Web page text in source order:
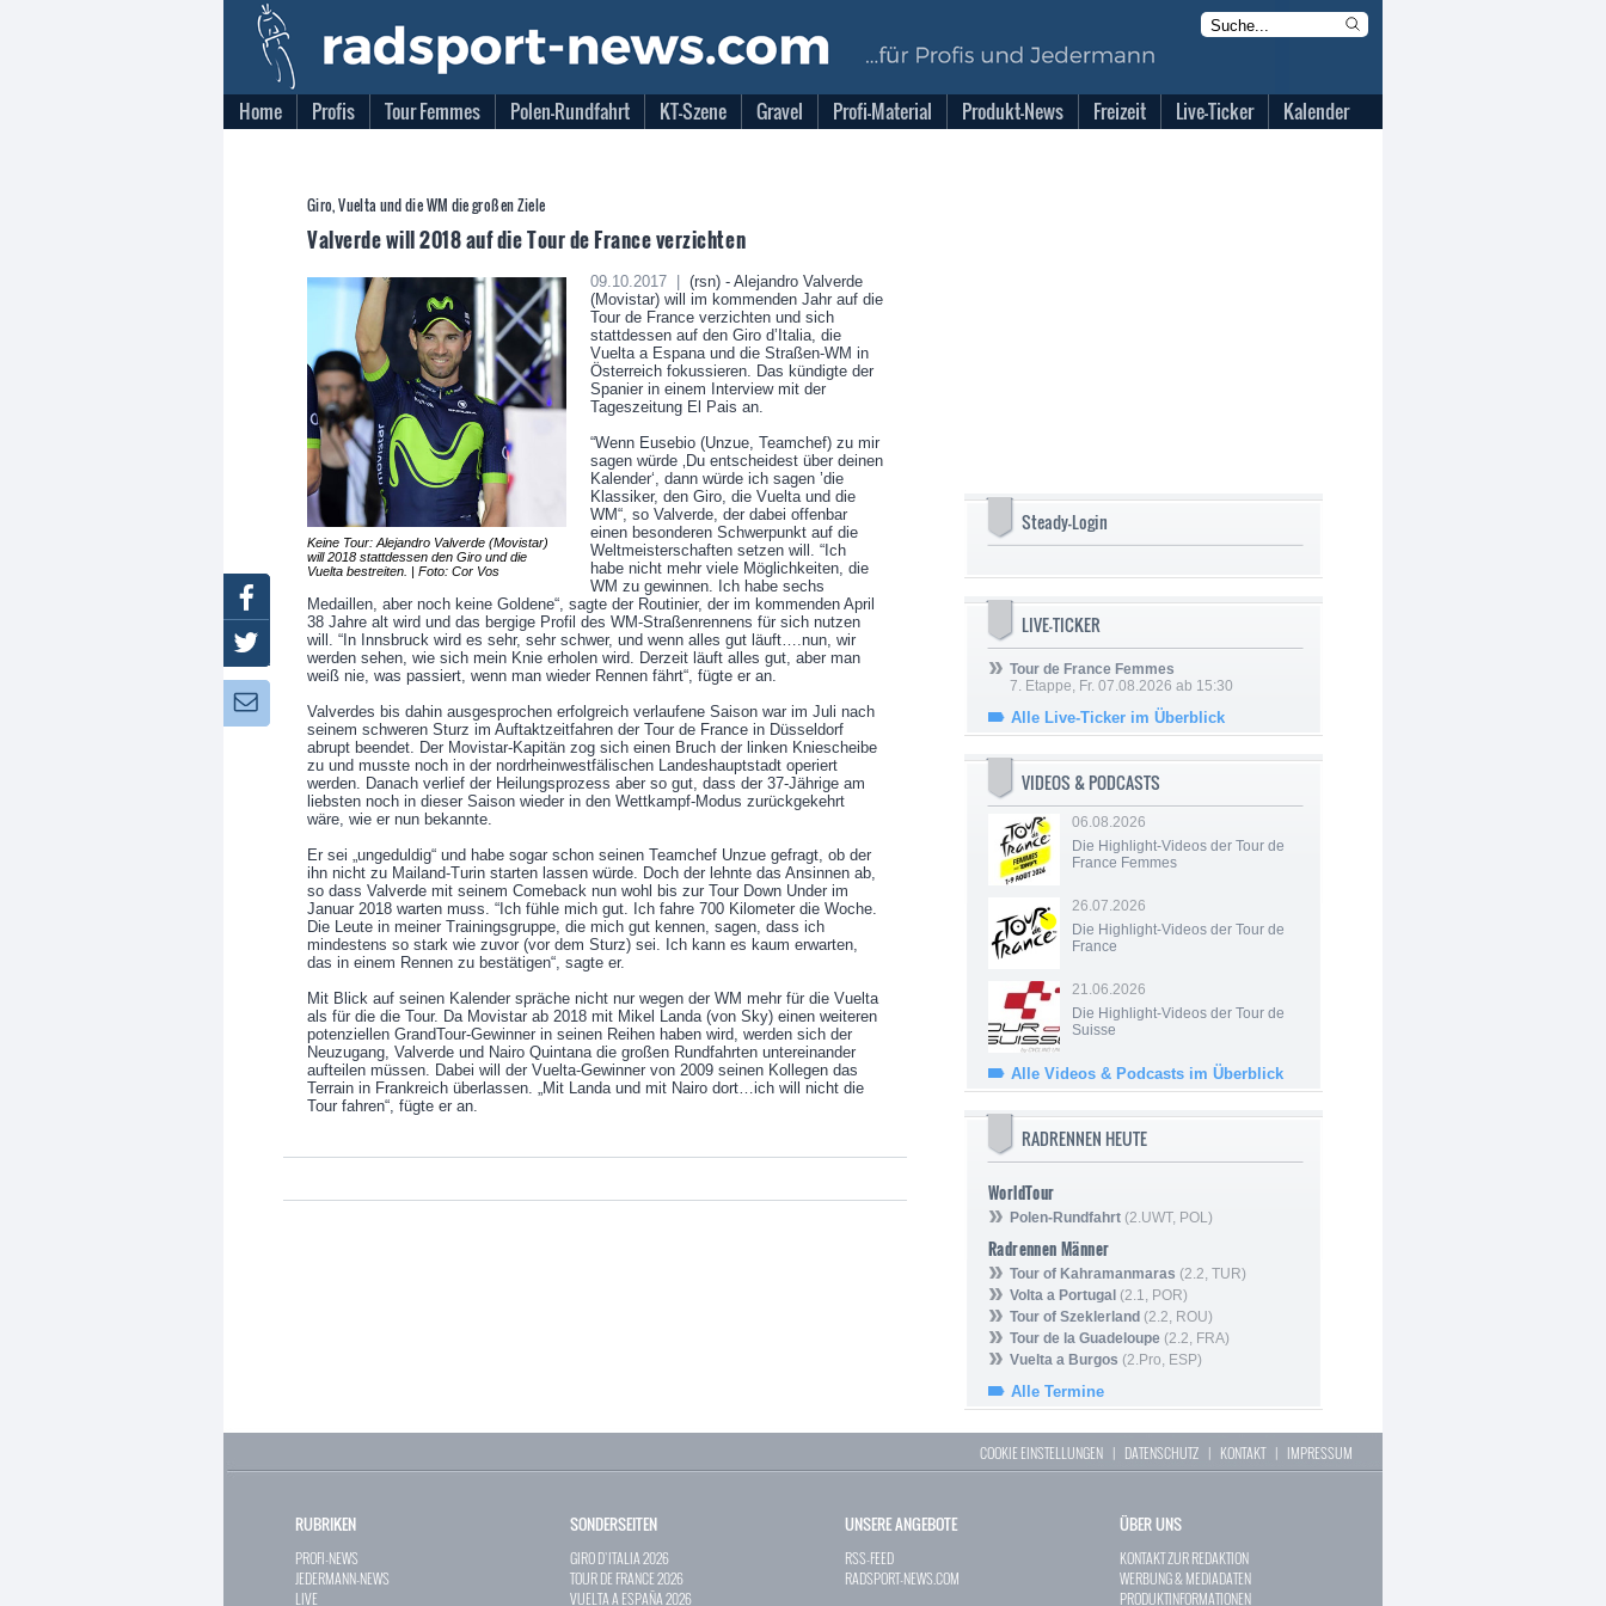
Home Profis Tour Femmes Polen-Rundfahrt KT-Szene Gravel Profi-Material Produkt-News Freizeit Live-Ticker Kalender
Giro, Vuelta und die WM die großen Ziele
Valverde will 2018 auf die Tour de France verzichten
Keine Tour: Alejandro Valverde (Movistar)
will 2018 stattdessen den Giro und die
Vuelta bestreiten. | Foto: Cor Vos
09.10.2017 |
(rsn) - Alejandro Valverde
(Movistar) will im kommenden Jahr auf die
Tour de France verzichten und sich
stattdessen auf den Giro d’Italia, die
Vuelta a Espana und die Straßen-WM in
Österreich fokussieren. Das kündigte der
Spanier in einem Interview mit der
Tageszeitung El Pais an.
“Wenn Eusebio (Unzue, Teamchef) zu mir
sagen würde ‚Du entscheidest über deinen
Kalender‘, dann würde ich sagen ’die
Klassiker, den Giro, die Vuelta und die
WM“, so Valverde, der dabei offenbar
einen besonderen Schwerpunkt auf die
Weltmeisterschaften setzen will. “Ich
habe nicht mehr viele Möglichkeiten, die
WM zu gewinnen. Ich habe sechs
Medaillen, aber noch keine Goldene“, sagte der Routinier, der im kommenden April
38 Jahre alt wird und das bergige Profil des WM-Straßenrennens für sich nutzen
will. “In Innsbruck wird es sehr, sehr schwer, und wenn alles gut läuft….nun, wir
werden sehen, wie sich mein Knie erholen wird. Derzeit läuft alles gut, aber man
weiß nie, was passiert, wenn man wieder Rennen fährt“, fügte er an.
Valverdes bis dahin ausgesprochen erfolgreich verlaufene Saison war im Juli nach
seinem schweren Sturz im Auftaktzeitfahren der Tour de France in Düsseldorf
abrupt beendet. Der Movistar-Kapitän zog sich einen Bruch der linken Kniescheibe
zu und musste noch in der nordrheinwestfälischen Landeshauptstadt operiert
werden. Danach verlief der Heilungsprozess aber so gut, dass der 37-Jährige am
liebsten noch in dieser Saison wieder in den Wettkampf-Modus zurückgekehrt
wäre, wie er nun bekannte.
Er sei „ungeduldig“ und habe sogar schon seinen Teamchef Unzue gefragt, ob der
ihn nicht zu Mailand-Turin starten lassen würde. Doch der lehnte das Ansinnen ab,
so dass Valverde mit seinem Comeback nun wohl bis zur Tour Down Under im
Januar 2018 warten muss. “Ich fühle mich gut. Ich fahre 700 Kilometer die Woche.
Die Leute in meiner Trainingsgruppe, die mich gut kennen, sagen, dass ich
mindestens so stark wie zuvor (vor dem Sturz) sei. Ich kann es kaum erwarten,
das in einem Rennen zu bestätigen“, sagte er.
Mit Blick auf seinen Kalender spräche nicht nur wegen der WM mehr für die Vuelta
als für die die Tour. Da Movistar ab 2018 mit Mikel Landa (von Sky) einen weiteren
potenziellen GrandTour-Gewinner in seinen Reihen haben wird, werden sich der
Neuzugang, Valverde und Nairo Quintana die großen Rundfahrten untereinander
aufteilen müssen. Dabei will der Vuelta-Gewinner von 2009 seinen Kollegen das
Terrain in Frankreich überlassen. „Mit Landa und mit Nairo dort…ich will nicht die
Tour fahren“, fügte er an.
Steady-Login
LIVE-TICKER
Tour de France Femmes
7. Etappe, Fr. 07.08.2026 ab 15:30
Alle Live-Ticker im Überblick
VIDEOS & PODCASTS
06.08.2026
Die Highlight-Videos der Tour de
France Femmes
26.07.2026
Die Highlight-Videos der Tour de
France
21.06.2026
Die Highlight-Videos der Tour de
Suisse
Alle Videos & Podcasts im Überblick
RADRENNEN HEUTE
WorldTour
Polen-Rundfahrt (2.UWT, POL)
Radrennen Männer
Tour of Kahramanmaras (2.2, TUR)
Volta a Portugal (2.1, POR)
Tour of Szeklerland (2.2, ROU)
Tour de la Guadeloupe (2.2, FRA)
Vuelta a Burgos (2.Pro, ESP)
Alle Termine
Facebook
Twitter
Newsletter:
COOKIE EINSTELLUNGEN | DATENSCHUTZ | KONTAKT| IMPRESSUM
RUBRIKEN
PROFI-NEWS
JEDERMANN-NEWS
LIVE
SONDERSEITEN
GIRO D`ITALIA 2026
TOUR DE FRANCE 2026
VUELTA A ESPAÑA 2026
UNSERE ANGEBOTE
RSS-FEED
RADSPORT-NEWS.COM
ÜBER UNS
KONTAKT ZUR REDAKTION
WERBUNG & MEDIADATEN
PRODUKTINFORMATIONEN